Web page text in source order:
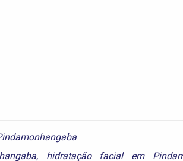
, hidratação facial em